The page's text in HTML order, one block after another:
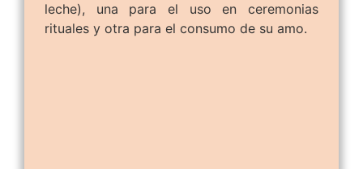
leche), una para el uso en ceremonias
rituales y otra para el consumo de su amo.